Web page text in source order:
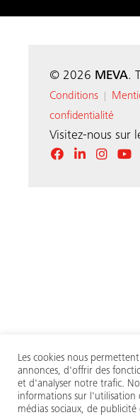
© 2026 MEVA.
Conditions
confidentialité
Visitez-nous sur
Les cookies nous
annonces, d'offrir des
et d'analyser notre trafic.
informations sur l'utilisation
médias sociaux, de